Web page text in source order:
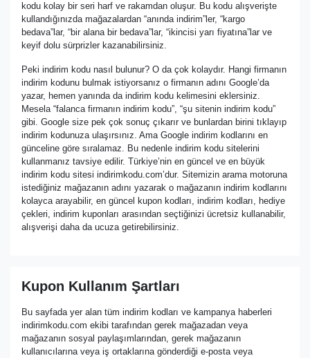
kodu kolay bir seri harf ve rakamdan oluşur. Bu kodu alışverişte
kullandığınızda mağazalardan “anında indirim”ler, “kargo
bedava”lar, “bir alana bir bedava”lar, “ikincisi yarı fiyatına”lar ve
keyif dolu sürprizler kazanabilirsiniz.
Peki indirim kodu nasıl bulunur? O da çok kolaydır. Hangi firmanın
indirim kodunu bulmak istiyorsanız o firmanın adını Google’da
yazar, hemen yanında da indirim kodu kelimesini eklersiniz.
Mesela “falanca firmanın indirim kodu”, “şu sitenin indirim kodu”
gibi. Google size pek çok sonuç çıkarır ve bunlardan birini tıklayıp
indirim kodunuza ulaşırsınız. Ama Google indirim kodlarını en
günceline göre sıralamaz. Bu nedenle indirim kodu sitelerini
kullanmanız tavsiye edilir. Türkiye’nin en güncel ve en büyük
indirim kodu sitesi indirimkodu.com’dur. Sitemizin arama motoruna
istediğiniz mağazanın adını yazarak o mağazanın indirim kodlarını
kolayca arayabilir, en güncel kupon kodları, indirim kodları, hediye
çekleri, indirim kuponları arasından seçtiğinizi ücretsiz kullanabilir,
alışverişi daha da ucuza getirebilirsiniz.
Kupon Kullanım Şartları
Bu sayfada yer alan tüm indirim kodları ve kampanya haberleri
indirimkodu.com ekibi tarafından gerek mağazadan veya
mağazanın sosyal paylaşımlarından, gerek mağazanın
kullanıcılarına veya iş ortaklarına gönderdiği e-posta veya